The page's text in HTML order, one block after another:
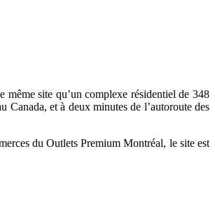
même site qu’un complexe résidentiel de 348
Canada, et à deux minutes de l’autoroute des
du Outlets Premium Montréal, le site est